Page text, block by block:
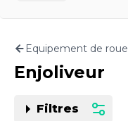
Motorisation
Equipement de roue
Enjoliveur
Filtres